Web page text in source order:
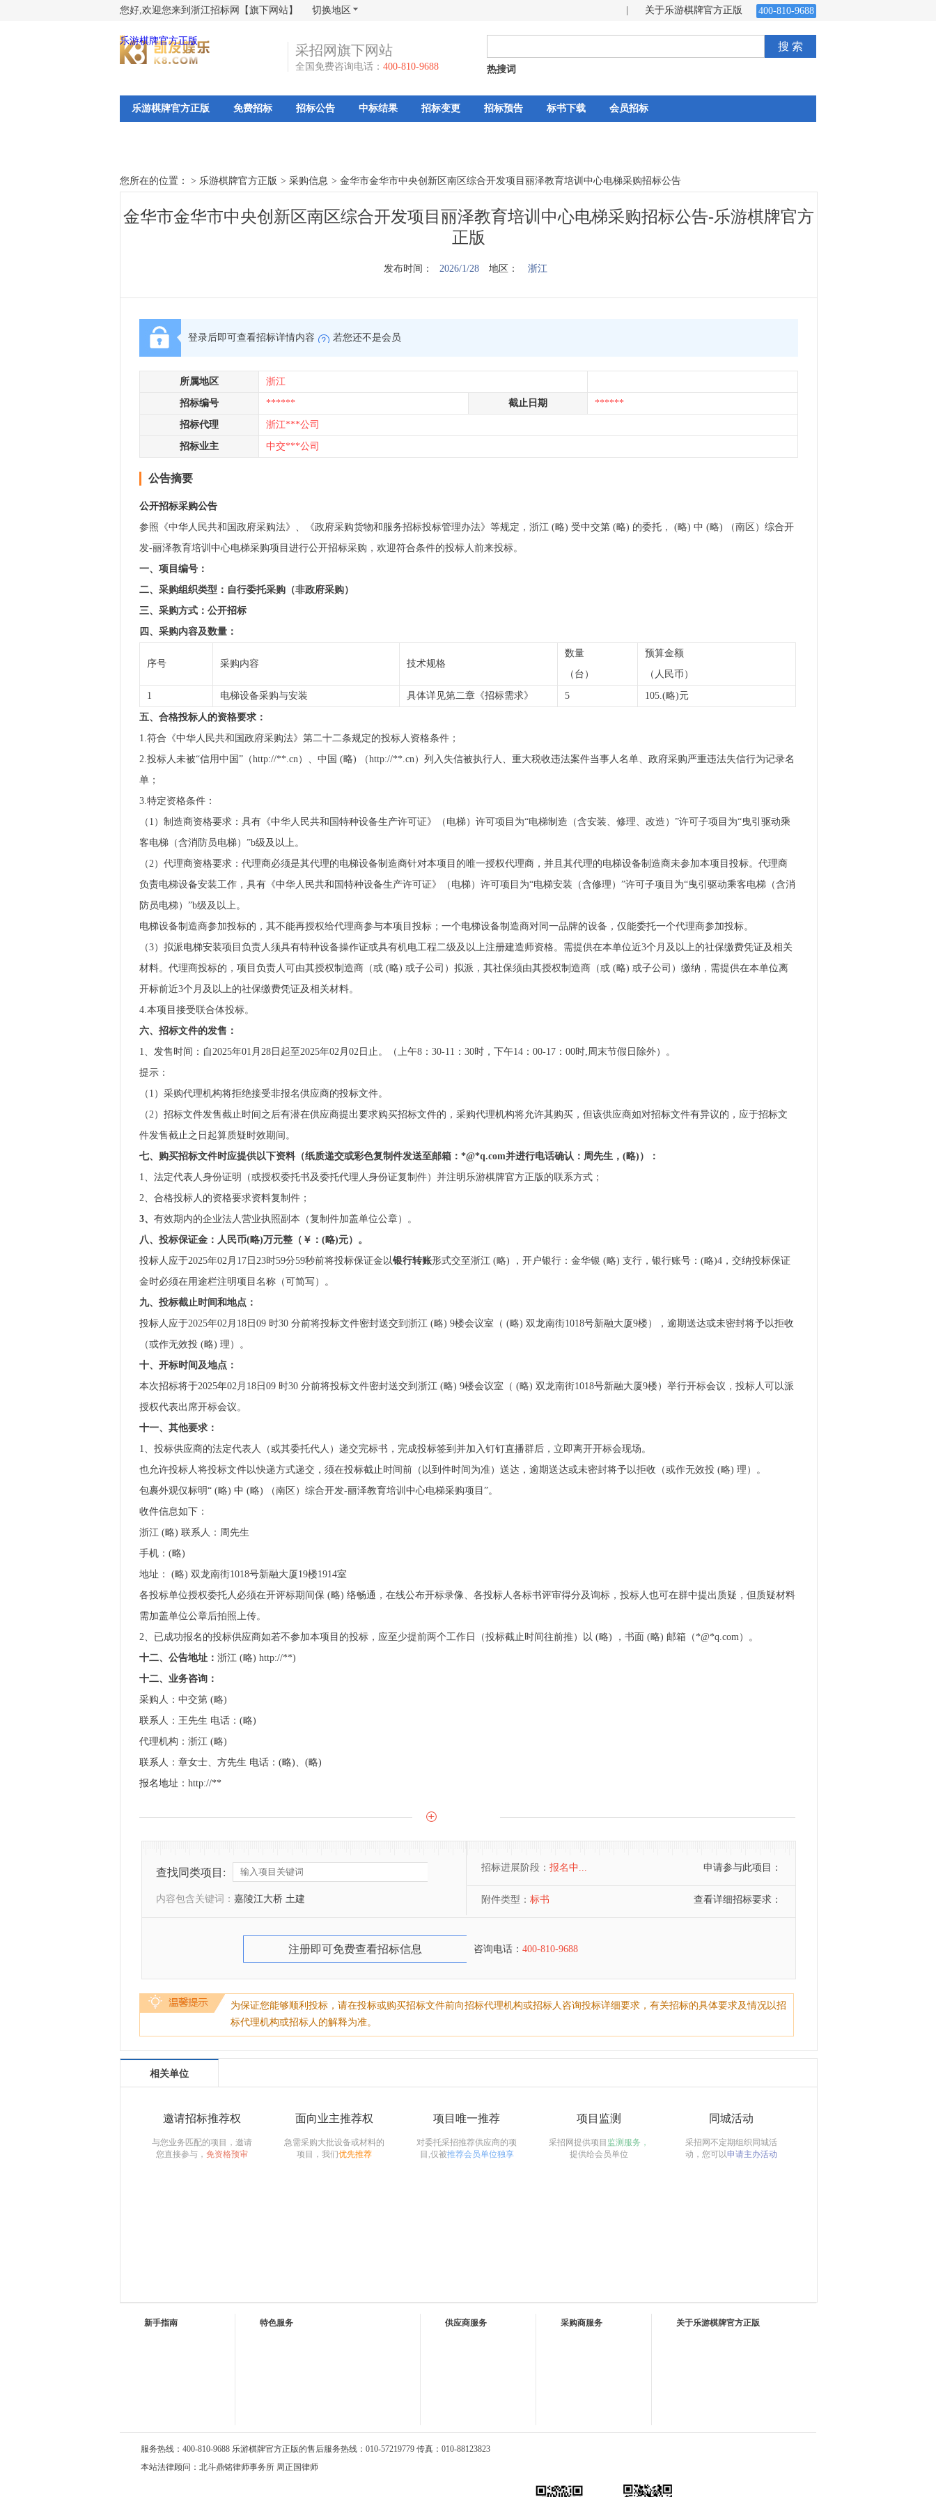
您好,欢迎您来到浙江招标网【旗下网站】 切换地区 关于乐游棋牌官方正版 400-810-9688
乐游棋牌官方正版
采招网旗下网站
全国免费咨询电话： 400-810-9688
搜 索
热搜词
乐游棋牌官方正版 免费招标 招标公告 中标结果 招标变更 招标预告 标书下载 会员招标
您所在的位置： > 乐游棋牌官方正版 > 采购信息 > 金华市金华市中央创新区南区综合开发项目丽泽教育培训中心电梯采购招标公告
金华市金华市中央创新区南区综合开发项目丽泽教育培训中心电梯采购招标公告-乐游棋牌官方
正版
发布时间： 2026/1/28 地区： 浙江
登录后即可查看招标详情内容 若您还不是会员
所属地区 浙江
招标编号 ****** 截止日期 ******
招标代理 浙江***公司
招标业主 中交***公司
公告摘要
公开招标采购公告
参照《中华人民共和国政府采购法》、《政府采购货物和服务招标投标管理办法》等规定，浙江 (略) 受中交第 (略) 的委托， (略) 中 (略) （南区）综合开
发-丽泽教育培训中心电梯采购项目进行公开招标采购，欢迎符合条件的投标人前来投标。
一、项目编号：
二、采购组织类型：自行委托采购（非政府采购）
三、采购方式：公开招标
四、采购内容及数量：
序号 采购内容 技术规格
数量
（台）
预算金额
（人民币）
1 电梯设备采购与安装 具体详见第二章《招标需求》 5 105.(略)元
五、合格投标人的资格要求：
1.符合《中华人民共和国政府采购法》第二十二条规定的投标人资格条件；
2.投标人未被“信用中国”（http://**.cn）、中国 (略) （http://**.cn）列入失信被执行人、重大税收违法案件当事人名单、政府采购严重违法失信行为记录名
单；
3.特定资格条件：
（1）制造商资格要求：具有《中华人民共和国特种设备生产许可证》（电梯）许可项目为“电梯制造（含安装、修理、改造）”许可子项目为“曳引驱动乘
客电梯（含消防员电梯）”b级及以上。
（2）代理商资格要求：代理商必须是其代理的电梯设备制造商针对本项目的唯一授权代理商，并且其代理的电梯设备制造商未参加本项目投标。代理商
负责电梯设备安装工作，具有《中华人民共和国特种设备生产许可证》（电梯）许可项目为“电梯安装（含修理）”许可子项目为“曳引驱动乘客电梯（含消
防员电梯）”b级及以上。
电梯设备制造商参加投标的，其不能再授权给代理商参与本项目投标；一个电梯设备制造商对同一品牌的设备，仅能委托一个代理商参加投标。
（3）拟派电梯安装项目负责人须具有特种设备操作证或具有机电工程二级及以上注册建造师资格。需提供在本单位近3个月及以上的社保缴费凭证及相关
材料。代理商投标的，项目负责人可由其授权制造商（或 (略) 或子公司）拟派，其社保须由其授权制造商（或 (略) 或子公司）缴纳，需提供在本单位离
开标前近3个月及以上的社保缴费凭证及相关材料。
4.本项目接受联合体投标。
六、招标文件的发售：
1、发售时间：自2025年01月28日起至2025年02月02日止。（上午8：30-11：30时，下午14：00-17：00时,周末节假日除外）。
提示：
（1）采购代理机构将拒绝接受非报名供应商的投标文件。
（2）招标文件发售截止时间之后有潜在供应商提出要求购买招标文件的，采购代理机构将允许其购买，但该供应商如对招标文件有异议的，应于招标文
件发售截止之日起算质疑时效期间。
七、 购买招标文件时应提供以下资料 （纸质递交或彩色复制件发送至邮箱： *@*q.com并进行电话确认：周先生，(略) ）
：
1、法定代表人身份证明（或授权委托书及委托代理人身份证复制件）并注明乐游棋牌官方正版的联系方式；
2、合格投标人的资格要求资料复制件；
3、 有效期内的企业法人营业执照副本（复制件加盖单位公章）。
八、投标保证金：人民币(略)万元整（￥：(略)元）。
投标人应于2025年02月17日23时59分59秒前将投标保证金以银行转账形式交至浙江 (略) ，开户银行：金华银 (略) 支行，银行账号：(略)4，交纳投标保证
金时必须在用途栏注明项目名称（可简写）。
九、投标截止时间和地点：
投标人应于2025年02月18日09 时30 分前将投标文件密封送交到浙江 (略) 9楼会议室（ (略) 双龙南街1018号新融大厦9楼），逾期送达或未密封将予以拒收
（或作无效投 (略) 理）。
十、开标时间及地点：
本次招标将于2025年02月18日09 时30 分前将投标文件密封送交到浙江 (略) 9楼会议室（ (略) 双龙南街1018号新融大厦9楼）举行开标会议，投标人可以派
授权代表出席开标会议。
十一、其他要求：
1、投标供应商的法定代表人（或其委托代人）递交完标书，完成投标签到并加入钉钉直播群后，立即离开开标会现场。
也允许投标人将投标文件以快递方式递交，须在投标截止时间前（以到件时间为准）送达，逾期送达或未密封将予以拒收（或作无效投 (略) 理）。
包裹外观仅标明“ (略) 中 (略) （南区）综合开发-丽泽教育培训中心电梯采购项目”。
收件信息如下：
浙江 (略) 联系人：周先生
手机：(略)
地址： (略) 双龙南街1018号新融大厦19楼1914室
各投标单位授权委托人必须在开评标期间保 (略) 络畅通，在线公布开标录像、各投标人各标书评审得分及询标，投标人也可在群中提出质疑，但质疑材料
需加盖单位公章后拍照上传。
2、已成功报名的投标供应商如若不参加本项目的投标，应至少提前两个工作日（投标截止时间往前推）以 (略) ，书面 (略) 邮箱（*@*q.com）。
十二、公告地址： 浙江 (略) http://**)
十二、业务咨询：
采购人：中交第 (略)
联系人：王先生 电话：(略)
代理机构：浙江 (略)
联系人：章女士、方先生 电话：(略)、(略)
报名地址：http://**
查找同类项目:
内容包含关键词： 嘉陵江大桥 土建
招标进展阶段： 报名中... 申请参与此项目：
附件类型： 标书 查看详细招标要求：
注册即可免费查看招标信息 咨询电话： 400-810-9688
为保证您能够顺利投标，请在投标或购买招标文件前向招标代理机构或招标人咨询投标详细要求，有关招标的具体要求及情况以招
标代理机构或招标人的解释为准。
相关单位
邀请招标推荐权
与您业务匹配的项目，邀请
您直接参与， 免资格预审
面向业主推荐权
急需采购大批设备或材料的
项目，我们优先推荐
项目唯一推荐
对委托采招推荐供应商的项
目,仅被推荐会员单位独享
项目监测
采招网提供项目 监测服务，
提供给会员单位
同城活动
采招网不定期组织同城活
动，您可以申请主办活动
新手指南 特色服务 供应商服务 采购商服务 关于乐游棋牌官方正版
服务热线：400-810-9688 乐游棋牌官方正版的售后服务热线：010-57219779 传真：010-88123823
本站法律顾问：北斗鼎铭律师事务所 周正国律师